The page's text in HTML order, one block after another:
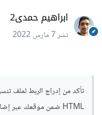
ابراهيم حمدى2
نشر7 مارس 2022
HTML ضمن موقعك عبر إضافة الوسم التالي